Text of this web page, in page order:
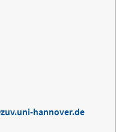
zuv.uni-hannover.de